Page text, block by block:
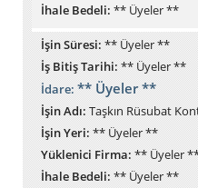
İhale Bedeli: ** Üyeler **
İşin Süresi:** Üyeler **
İş Bitiş Tarihi:** Üyeler **
İdare:** Üyeler **
İşin Adı:Taşkın Rüsubat
İşin Yeri:** Üyeler **
Yüklenici Firma:** Üyeler
İhale Bedeli:** Üyeler **